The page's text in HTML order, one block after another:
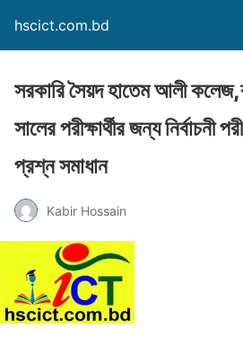
hscict.com.bd
সরকারি সৈয়দ হাতেম আলী
সালের পরীক্ষার্থীর জন্য নির্বাচনী
প্রশ্ন সমাধান
Kabir Hossain